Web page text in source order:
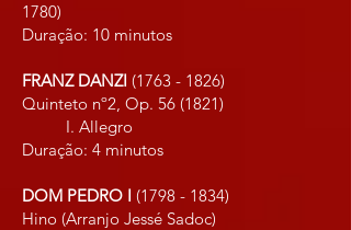
1780)
Duração: 10 min​​utos
FRANZ DANZI (1763 - 1826)
Quinteto nº2, Op. 56 (1821)
I. Allegro
Duração: 4 min​​utos
DOM PEDRO I (1798 - 1834)
Hino (Arranjo Jessé Sadoc)